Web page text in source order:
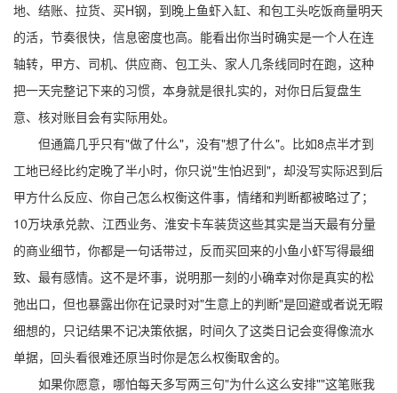
地、结账、拉货、买H钢，到晚上鱼虾入缸、和包工头吃饭商量明天
的活，节奏很快，信息密度也高。能看出你当时确实是一个人在连
轴转，甲方、司机、供应商、包工头、家人几条线同时在跑，这种
把一天完整记下来的习惯，本身就是很扎实的，对你日后复盘生
意、核对账目会有实际用处。
但通篇几乎只有"做了什么"，没有"想了什么"。比如8点半才到
工地已经比约定晚了半小时，你只说"生怕迟到"，却没写实际迟到后
甲方什么反应、你自己怎么权衡这件事，情绪和判断都被略过了；
10万块承兑款、江西业务、淮安卡车装货这些其实是当天最有分量
的商业细节，你都是一句话带过，反而买回来的小鱼小虾写得最细
致、最有感情。这不是坏事，说明那一刻的小确幸对你是真实的松
弛出口，但也暴露出你在记录时对"生意上的判断"是回避或者说无暇
细想的，只记结果不记决策依据，时间久了这类日记会变得像流水
单据，回头看很难还原当时你是怎么权衡取舍的。
如果你愿意，哪怕每天多写两三句"为什么这么安排""这笔账我